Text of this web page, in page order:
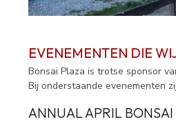
EVENEMENTEN DIE
Bonsai Plaza is trotse sponsor
Bij onderstaande evenementen
ANNUAL APRIL